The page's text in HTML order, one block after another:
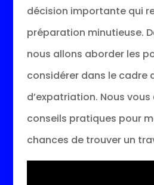
décision importante qui
préparation minutieuse.
nous allons aborder les
considérer dans le cadre
d’expatriation. Nous
conseils pratiques pour
chances de trouver un